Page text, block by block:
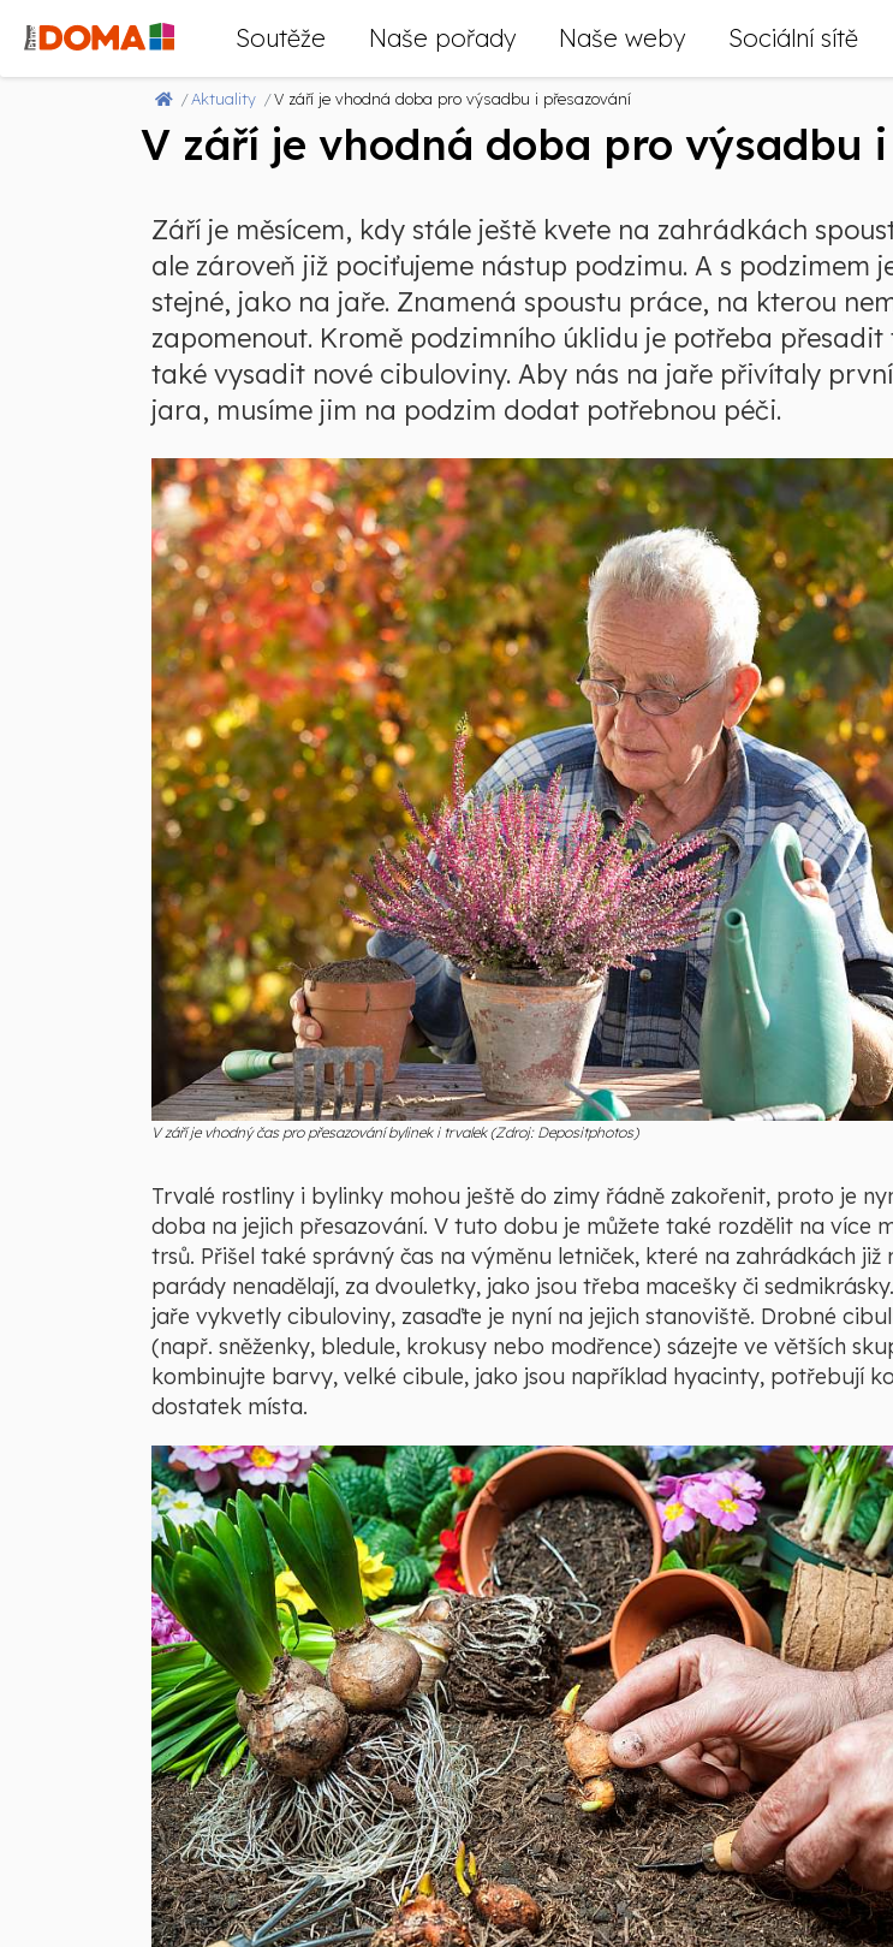
Soutěže Naše pořady Naše weby Sociální sítě
Aktuality V září je vhodná doba pro výsadbu i přesazování
V září je vhodná doba pro výsadbu
Září je měsícem, kdy stále ještě kvete na zahrádkách
ale zároveň již pociťujeme nástup podzimu. A s podzimem
stejné, jako na jaře. Znamená spoustu práce, na kterou
zapomenout. Kromě podzimního úklidu je potřeba
také vysadit nové cibuloviny. Aby nás na jaře přivítaly
jara, musíme jim na podzim dodat potřebnou péči.
V září je vhodný čas pro přesazování bylinek i trvalek (Zdroj: Depositphotos)
Trvalé rostliny i bylinky mohou ještě do zimy řádně zakořenit, proto je
doba na jejich přesazování. V tuto dobu je můžete také rozdělit na více
trsů. Přišel také správný čas na výměnu letniček, které na zahrádkách již
parády nenadělají, za dvouletky, jako jsou třeba macešky či
jaře vykvetly cibuloviny, zasaďte je nyní na jejich stanoviště. Drobné
(např. sněženky, bledule, krokusy nebo modřence) sázejte ve větších
kombinujte barvy, velké cibule, jako jsou například hyacinty, potřebují
dostatek místa.